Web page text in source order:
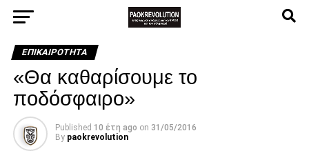
ΕΠΙΚΑΙΡΌΤΗΤΑ
«Θα καθαρίσουμε το
ποδόσφαιρο»
Published 10 έτη ago on 31/05/2016
By paokrevolution